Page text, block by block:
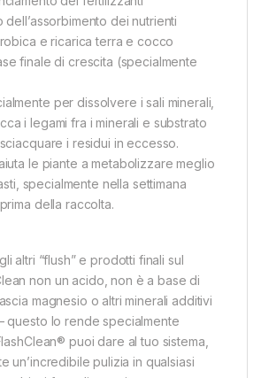
dei nutrienti
e ricarica terra e cocco
finale di crescita (specialmente
per dissolvere i sali minerali,
i legami fra i minerali e substrato
i residui in eccesso.
le piante a metabolizzare meglio
specialmente nella settimana
della raccolta.
altri “flush” e prodotti finali sul
non un acido, non è a base di
magnesio o altri minerali additivi
questo lo rende specialmente
puoi dare al tuo sistema,
un’incredibile pulizia in qualsiasi